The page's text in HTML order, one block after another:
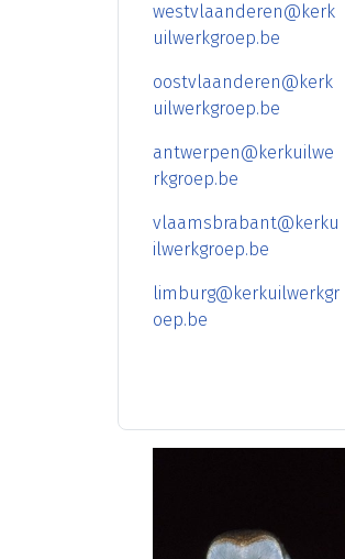
westvlaanderen@kerk
uilwerkgroep.be
oostvlaanderen@kerk
uilwerkgroep.be
antwerpen@kerkuilwe
rkgroep.be
vlaamsbrabant@kerku
ilwerkgroep.be
limburg@kerkuilwerkgr
oep.be